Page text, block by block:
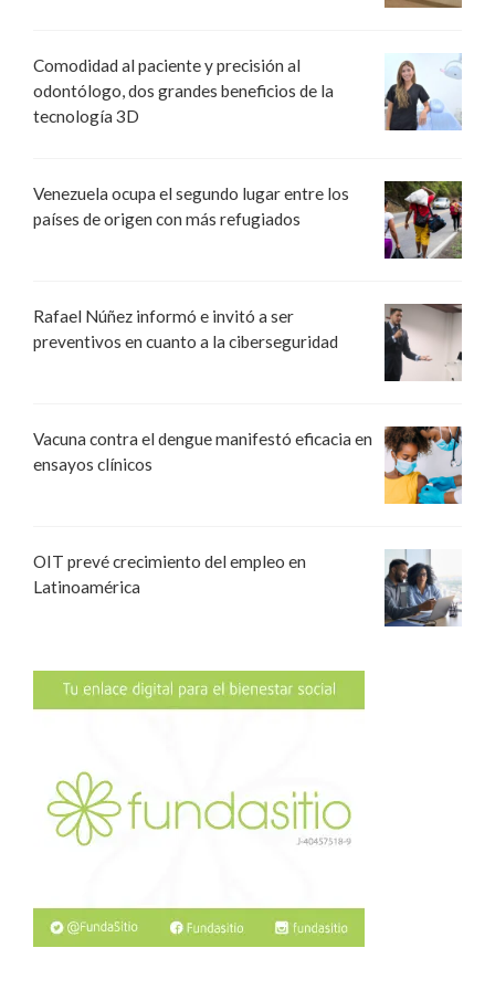
Comodidad al paciente y precisión al
odontólogo, dos grandes beneficios de la
tecnología 3D
Venezuela ocupa el segundo lugar entre los
países de origen con más refugiados
Rafael Núñez informó e invitó a ser
preventivos en cuanto a la ciberseguridad
Vacuna contra el dengue manifestó eficacia en
ensayos clínicos
OIT prevé crecimiento del empleo en
Latinoamérica